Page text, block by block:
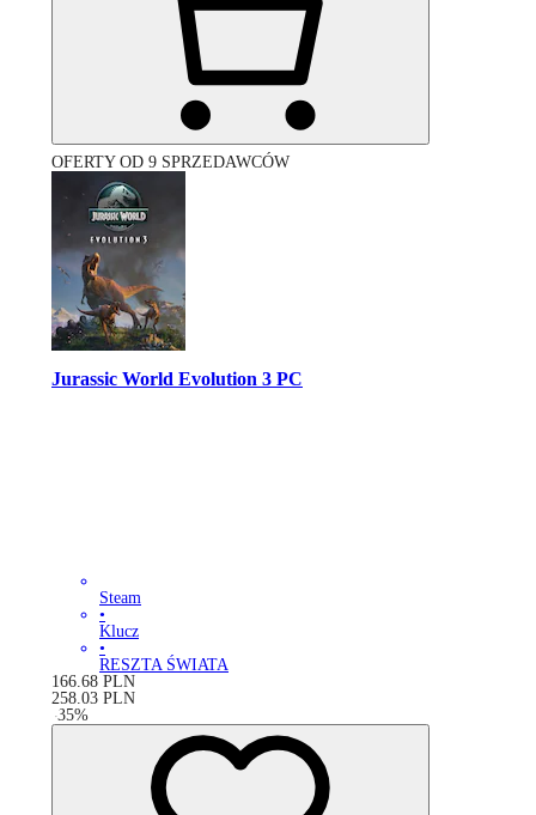
OFERTY OD 9 SPRZEDAWCÓW
Jurassic World Evolution 3 PC
Steam
•
Klucz
•
RESZTA ŚWIATA
166.68 PLN
258.03 PLN
-35%